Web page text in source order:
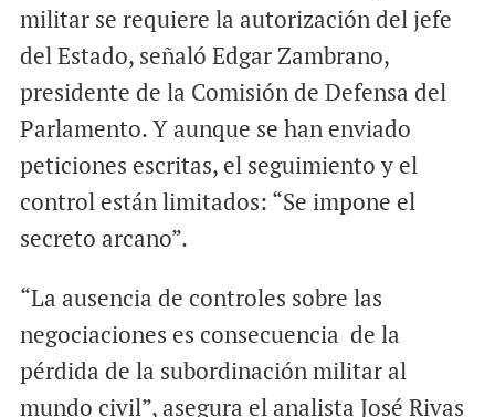
militar se requiere la autorización del jefe
del Estado, señaló Edgar Zambrano,
presidente de la Comisión de Defensa del
Parlamento. Y aunque se han enviado
peticiones escritas, el seguimiento y el
control están limitados: “Se impone el
secreto arcano”.
“La ausencia de controles sobre las
negociaciones es consecuencia de la
pérdida de la subordinación militar al
mundo civil”, asegura el analista José Rivas